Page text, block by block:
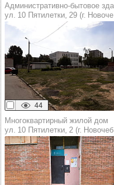
ул. 10 Пятилетки, 29 (г. Новочебоксарск)
44
Многоквартирный жилой дом
ул. 10 Пятилетки, 2 (г. Новочебоксарск)